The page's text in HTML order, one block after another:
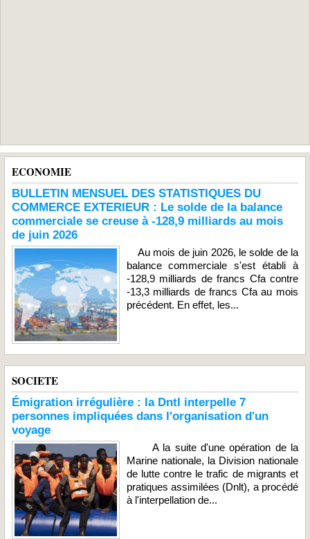
ECONOMIE
BULLETIN MENSUEL DES STATISTIQUES DU
COMMERCE EXTERIEUR : Le solde de la balance
commerciale se creuse à -128,9 milliards au mois
de juin 2026
Au mois de juin 2026, le solde de la
balance commerciale s'est établi à
-128,9 milliards de francs Cfa contre
-13,3 milliards de francs Cfa au mois
précédent. En effet, les...
SOCIETE
Émigration irrégulière : la Dntl interpelle 7
personnes impliquées dans l'organisation d'un
voyage
A la suite d'une opération de la
Marine nationale, la Division nationale
de lutte contre le trafic de migrants et
pratiques assimilées (Dnlt), a procédé
à l'interpellation de...